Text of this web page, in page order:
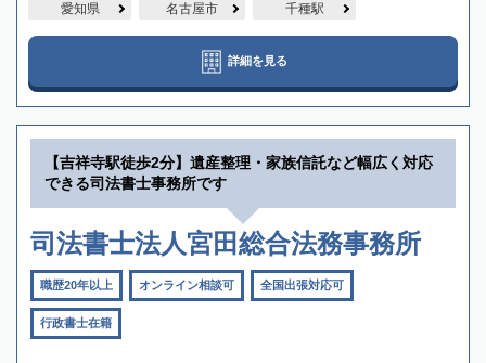
愛知県 名古屋市 千種駅
詳細を見る
【吉祥寺駅徒歩2分】遺産整理・家族信託など幅広く対応
できる司法書士事務所です
司法書士法人宮田総合法務事務所
職歴20年以上 オンライン相談可 全国出張対応可
行政書士在籍